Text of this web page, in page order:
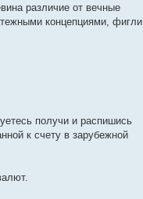
различие от вечные
концепциями, фигли
получи и распишись
к счету в зарубежной